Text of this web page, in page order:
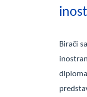
Birači